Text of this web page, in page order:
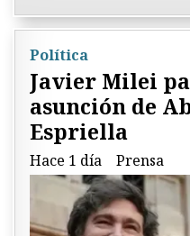
Javier Milei
asunción de
Espriella
Prensa
Política
Hace 1 día